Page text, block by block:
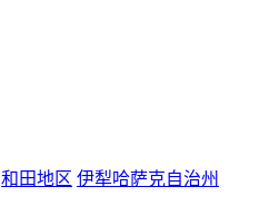
和田地区 伊犁哈萨克自治州